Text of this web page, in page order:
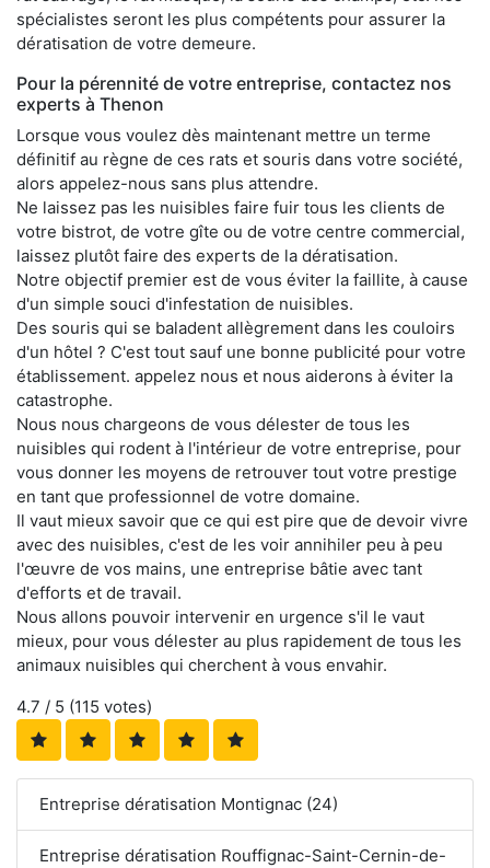
spécialistes seront les plus compétents pour assurer la
dératisation de votre demeure.
Pour la pérennité de votre entreprise, contactez nos
experts à Thenon
Lorsque vous voulez dès maintenant mettre un terme
définitif au règne de ces rats et souris dans votre société,
alors appelez-nous sans plus attendre.
Ne laissez pas les nuisibles faire fuir tous les clients de
votre bistrot, de votre gîte ou de votre centre commercial,
laissez plutôt faire des experts de la dératisation.
Notre objectif premier est de vous éviter la faillite, à cause
d'un simple souci d'infestation de nuisibles.
Des souris qui se baladent allègrement dans les couloirs
d'un hôtel ? C'est tout sauf une bonne publicité pour votre
établissement. appelez nous et nous aiderons à éviter la
catastrophe.
Nous nous chargeons de vous délester de tous les
nuisibles qui rodent à l'intérieur de votre entreprise, pour
vous donner les moyens de retrouver tout votre prestige
en tant que professionnel de votre domaine.
Il vaut mieux savoir que ce qui est pire que de devoir vivre
avec des nuisibles, c'est de les voir annihiler peu à peu
l'œuvre de vos mains, une entreprise bâtie avec tant
d'efforts et de travail.
Nous allons pouvoir intervenir en urgence s'il le vaut
mieux, pour vous délester au plus rapidement de tous les
animaux nuisibles qui cherchent à vous envahir.
4.7 / 5 (115 votes)
Entreprise dératisation Montignac (24)
Entreprise dératisation Rouffignac-Saint-Cernin-de-